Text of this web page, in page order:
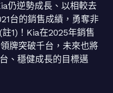
仍逆勢成長、以相較去
台的銷售成績，勇奪非
1)！Kia在2025年銷售
牌突破千台，未來也將
、穩健成長的目標邁